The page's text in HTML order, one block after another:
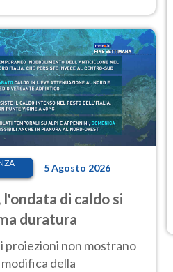
5 Agosto 2026
di caldo si
duratura
proiezioni non mostrano
della